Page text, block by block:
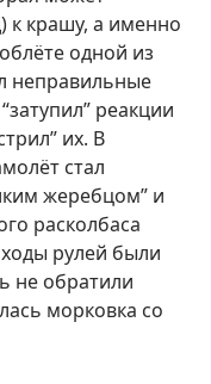
к крашу, а именно
одной из
неправильные
реакции
их. В
стал
жеребцом” и
расколбаса
рулей были
не обратили
морковка со